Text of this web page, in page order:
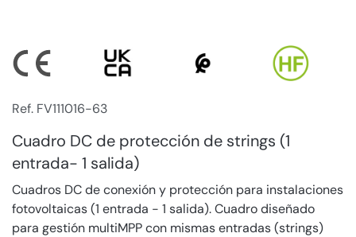
Ref. FV111016-63
Cuadro DC de protección de strings (1
entrada- 1 salida)
Cuadros DC de conexión y protección para instalaciones
fotovoltaicas (1 entrada - 1 salida). Cuadro diseñado
para gestión multiMPP con mismas entradas (strings)